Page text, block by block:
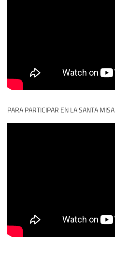
PARA PARTICIPAR EN LA SANTA MISA